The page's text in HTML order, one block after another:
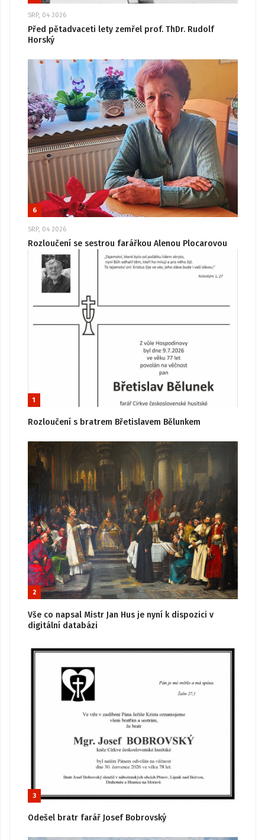
SRP, 04 2026
Před pětadvaceti lety zemřel prof. ThDr. Rudolf
Horský
6
SRP, 04 2026
Rozloučení se sestrou farářkou Alenou Plocarovou
1
Rozloučení s bratrem Břetislavem Bělunkem
2
Vše co napsal Mistr Jan Hus je nyní k dispozici v
digitální databázi
3
Odešel bratr farář Josef Bobrovský